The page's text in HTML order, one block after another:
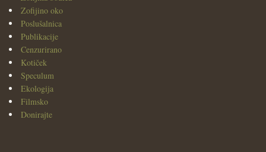
Zofijino oko
Poslušalnica
Publikacije
Cenzurirano
Kotiček
Speculum
Ekologija
Filmsko
Donirajte